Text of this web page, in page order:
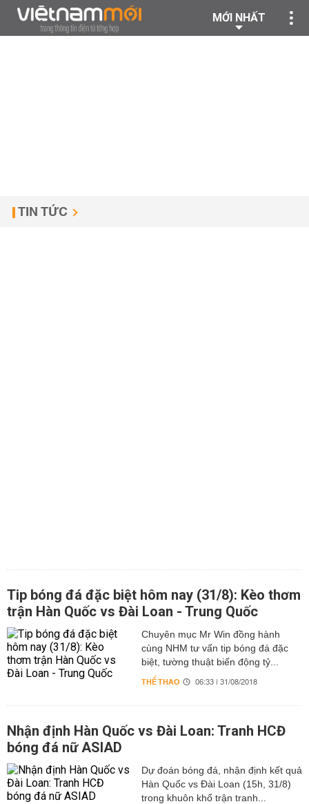
MỚI NHẤT
TIN TỨC
Tip bóng đá đặc biệt hôm nay (31/8): Kèo thơm
trận Hàn Quốc vs Đài Loan - Trung Quốc
Chuyên mục Mr Win đồng hành
cùng NHM tư vấn tip bóng đá đặc
biệt, tường thuật biến động tỷ...
THỂ THAO 06:33 | 31/08/2018
Nhận định Hàn Quốc vs Đài Loan: Tranh HCĐ
bóng đá nữ ASIAD
Dự đoán bóng đá, nhận định kết quả
Hàn Quốc vs Đài Loan (15h, 31/8)
trong khuôn khổ trận tranh...